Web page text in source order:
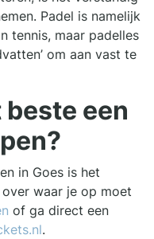
Padel is namelijk
tennis, maar padelles
om aan vast te
een
in Goes is het
waar je op moet
of ga direct een
.